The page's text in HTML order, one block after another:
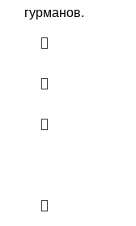
гурманов.